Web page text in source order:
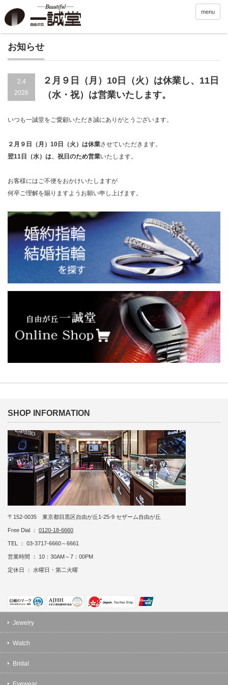
menu
お知らせ
2.4
2026
２月９日（月）10日（火）は休業し、11日
（水・祝）は営業いたします。
いつも一誠堂をご愛顧いただき誠にありがとうございます。
２月９日（月）10日（火）は休業させていただきます。
翌11日（水）は、祝日のため営業いたします。
お客様にはご不便をおかけいたしますが
何卒ご理解を賜りますようお願い申し上げます。
SHOP INFORMATION
〒152-0035 東京都目黒区自由が丘1-25-9 セザーム自由が丘
Free Dial ： 0120-18-6660
TEL ： 03-3717-6660～6661
営業時間 ： 10：30AM～7：00PM
定休日 ： 水曜日・第二火曜
Jewelry
Watch
Bridal